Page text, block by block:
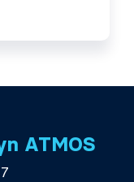
ATMOS